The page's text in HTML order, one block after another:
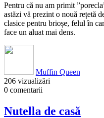
Pentru că nu am primit
astăzi vă prezint o nouă rețetă
clasice pentru brioșe, felul în
face un aluat mai dens.
Muffin Queen
206 vizualizări
0 comentarii
Nutella de casă